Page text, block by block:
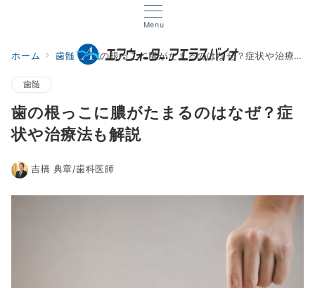
Menu
ホーム 歯髄 歯の根っこに膿がたまるのはなぜ？症状や治療法も解説
歯髄
歯の根っこに膿がたまるのはなぜ？症
状や治療法も解説
吉橋 典章/歯科医師